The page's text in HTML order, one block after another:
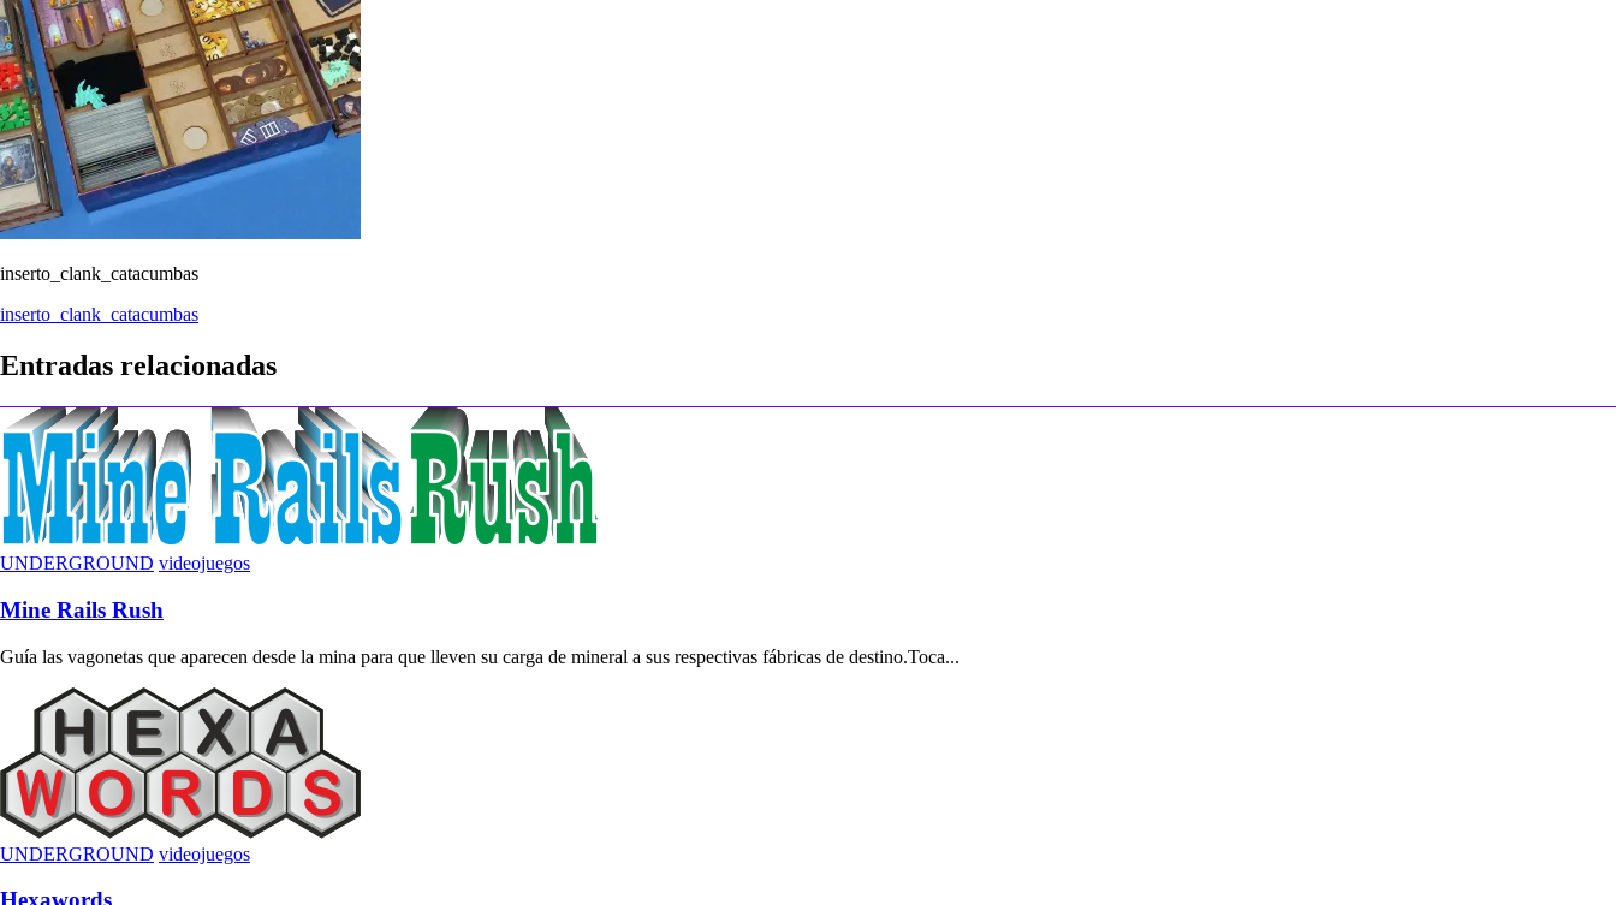
inserto_clank_catacumbas
Navegación
de
entradas
inserto_clank_catacumbas
Entradas relacionadas
UNDERGROUND videojuegos
Mine Rails Rush
Guía las vagonetas que aparecen desde la mina para que lleven su carga de mineral a sus respectivas fábricas de destino.Toca...
UNDERGROUND videojuegos
Hexawords